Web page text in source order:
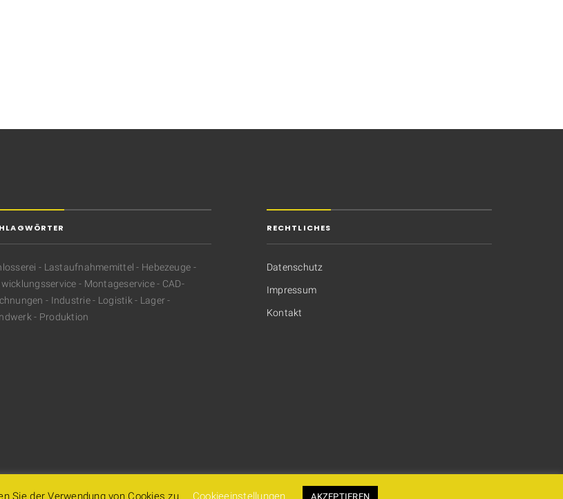
- Lastaufnahmemittel - Hebezeuge -
- Montageservice - CAD-
- Industrie - Logistik - Lager -
- Produktion
RECHTLICHES
Datenschutz
Impressum
Kontakt
Sie der Verwendung von Cookies zu Cookieeinstellungen AKZEPTIEREN